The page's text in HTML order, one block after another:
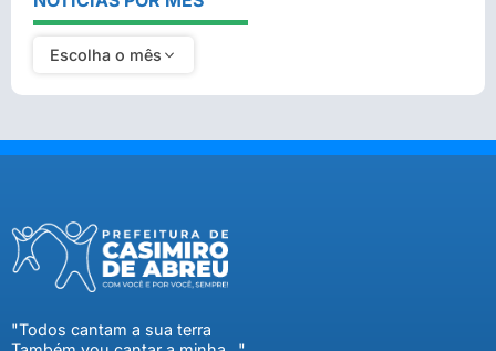
Escolha o mês
"Todos cantam a sua terra